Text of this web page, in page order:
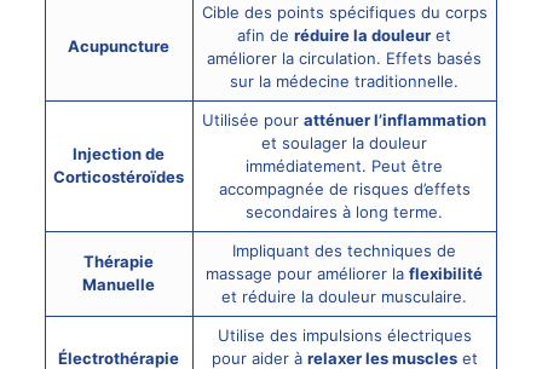
Acupuncture
Cible des points spécifiques du corps
afin deréduire la douleur et
améliorer la circulation. Effets basés
sur la médecine traditionnelle.
Injection de
Corticostéroïdes
Utilisée pouratténuer l’inflammation
et soulager la douleur
immédiatement. Peut être
accompagnée de risques d’effets
secondaires à long terme.
Thérapie
Manuelle
Impliquant des techniques de
massage pour améliorer laflexibilité
et réduire la douleur musculaire.
Électrothérapie
Utilise des impulsions électriques
pour aider à relaxer les muscleset